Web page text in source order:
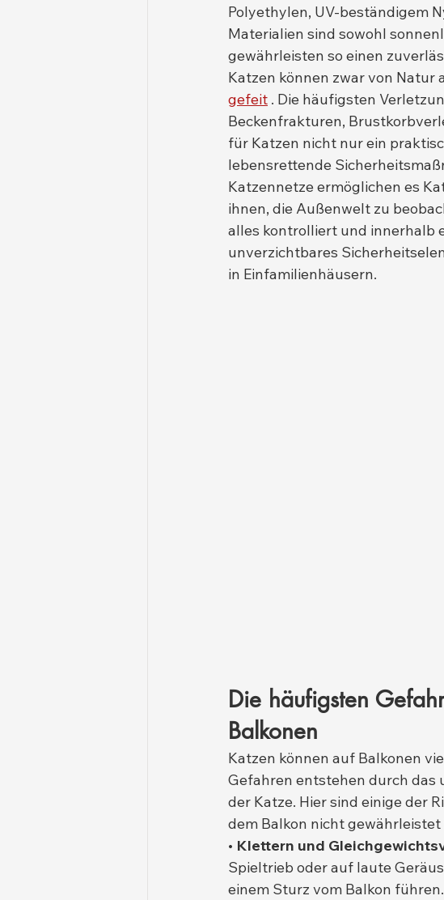
Polyethylen, UV-beständigem
Materialien sind sowohl
gewährleisten so einen
Katzen können zwar von Natur
gefeit . Die häufigsten
Beckenfrakturen,
für Katzen nicht nur ein
lebensrettende
Katzennetze ermöglichen es
ihnen, die Außenwelt zu
alles kontrolliert und innerhalb
unverzichtbares
in Einfamilienhäusern.
Die häufigsten
Balkonen
Katzen können auf Balkonen
Gefahren entstehen durch
der Katze. Hier sind einige der
dem Balkon nicht gewährleistet
• Klettern und
Spieltrieb oder auf laute
einem Sturz vom Balkon